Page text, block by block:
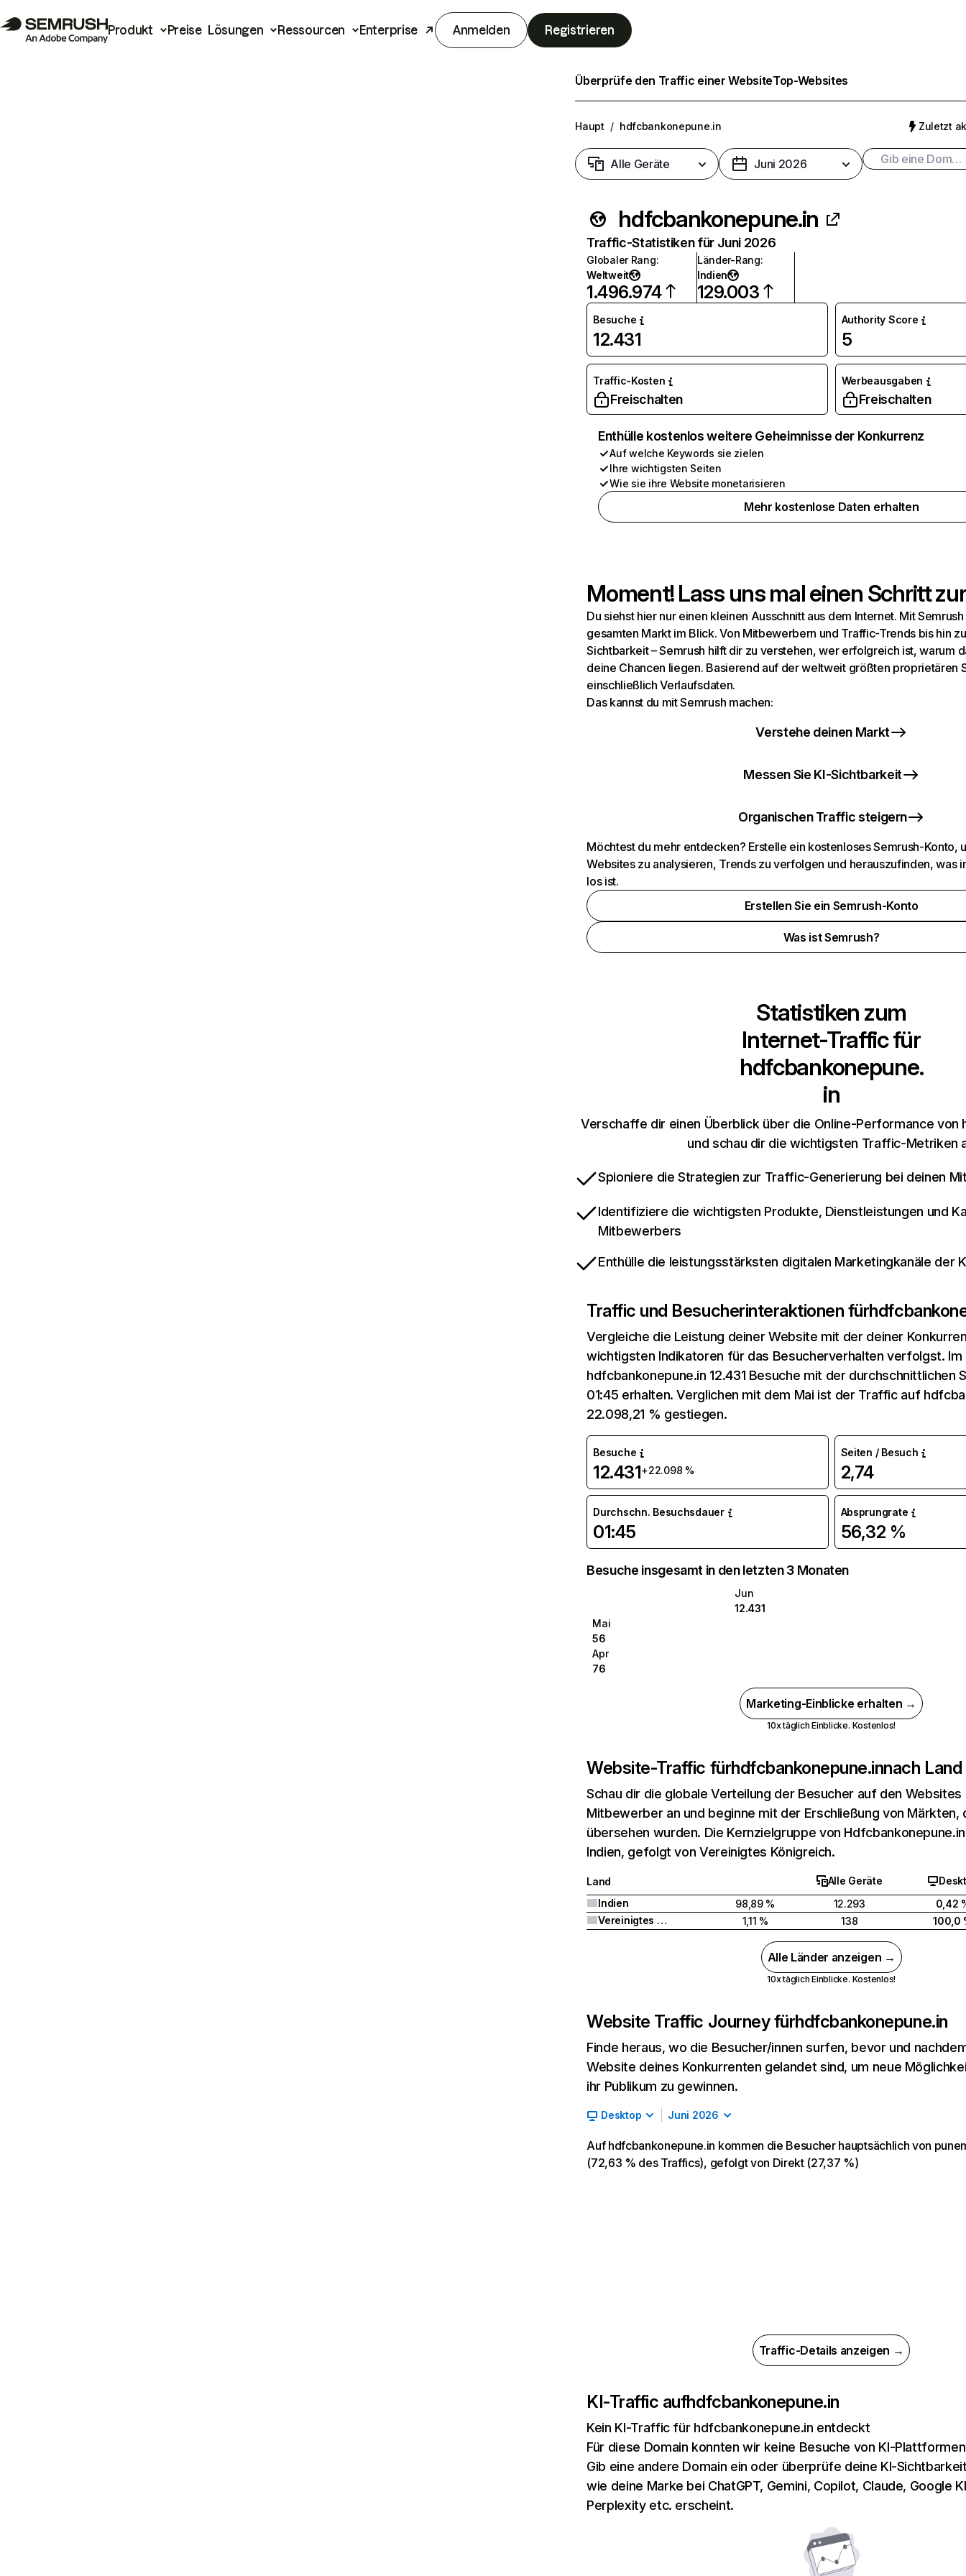
Produkt Preise Lösungen Ressourcen Enterprise Anmelden Registrieren
Überprüfe den Traffic einer WebsiteTop-Websites
Haupt / hdfcbankonepune.in Zuletzt
Alle Geräte Juni 2026
hdfcbankonepune.in
Traffic-Statistiken für Juni 2026
Globaler Rang:
Weltweit
1.496.974
Länder-Rang:
Indien
129.003
Besuche
12.431
Authority Score
5
Traffic-Kosten
Freischalten
Werbeausgaben
Freischalten
Enthülle kostenlos weitere Geheimnisse der Konkurrenz
Auf welche Keywords sie zielen
Ihre wichtigsten Seiten
Wie sie ihre Website monetarisieren
Mehr kostenlose Daten erhalten
Moment! Lass uns mal einen Schritt
Du siehst hier nur einen kleinen Ausschnitt aus dem Internet. Mit
gesamten Markt im Blick. Von Mitbewerbern und Traffic-Trends bis hin
Sichtbarkeit – Semrush hilft dir zu verstehen, wer erfolgreich ist, warum
deine Chancen liegen. Basierend auf der weltweit größten proprietären
einschließlich Verlaufsdaten.
Das kannst du mit Semrush machen:
Verstehe deinen Markt
Messen Sie KI-Sichtbarkeit
Organischen Traffic steigern
Möchtest du mehr entdecken? Erstelle ein kostenloses Semrush-Konto,
Websites zu analysieren, Trends zu verfolgen und herauszufinden, was
los ist.
Erstellen Sie ein Semrush-Konto
Was ist Semrush?
Statistiken zum
Internet-Traffic für
hdfcbankonepune.
in
Verschaffe dir einen Überblick über die Online-Performance von
und schau dir die wichtigsten Traffic-Metriken
Spioniere die Strategien zur Traffic-Generierung bei deinen
Identifiziere die wichtigsten Produkte, Dienstleistungen und
Mitbewerbers
Enthülle die leistungsstärksten digitalen Marketingkanäle der
Traffic und Besucherinteraktionen für
Vergleiche die Leistung deiner Website mit der deiner
wichtigsten Indikatoren für das Besucherverhalten verfolgst. Im
hdfcbankonepune.in 12.431 Besuche mit der durchschnittlichen
01:45 erhalten. Verglichen mit dem Mai ist der Traffic auf
22.098,21 % gestiegen.
Besuche
12.431+22.098 %
Seiten / Besuch
2,74
Durchschn. Besuchsdauer
01:45
Absprungrate
56,32 %
Besuche insgesamt in den letzten 3 Monaten
Jun
12.431
Mai
56
Apr
76
Marketing-Einblicke erhalten →
10x täglich Einblicke. Kostenlos!
Website-Traffic fürhdfcbankonepune.innach Land
Schau dir die globale Verteilung der Besucher auf den Websites
Mitbewerber an und beginne mit der Erschließung von Märkten,
übersehen wurden. Die Kernzielgruppe von
Indien, gefolgt von Vereinigtes Königreich.
Land Alle Geräte
Indien
98,89 % 12.293
0,42
Vereinigtes Königreich
1,11 % 138 100,0
Alle Länder anzeigen →
10x täglich Einblicke. Kostenlos!
Website Traffic Journey fürhdfcbankonepune.in
Finde heraus, wo die Besucher/innen surfen, bevor und
Website deines Konkurrenten gelandet sind, um neue
ihr Publikum zu gewinnen.
Desktop Juni 2026
Auf hdfcbankonepune.in kommen die Besucher hauptsächlich von
(72,63 % des Traffics), gefolgt von Direkt (27,37 %)
Traffic-Details anzeigen →
KI-Traffic aufhdfcbankonepune.in
Kein KI-Traffic für hdfcbankonepune.in entdeckt
Für diese Domain konnten wir keine Besuche von KI-
Gib eine andere Domain ein oder überprüfe deine KI-
wie deine Marke bei ChatGPT, Gemini, Copilot, Claude, Google
Perplexity etc. erscheint.